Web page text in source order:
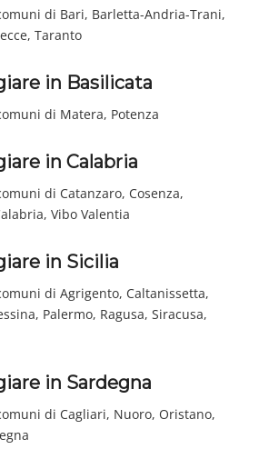
di Bari, Barletta-Andria-Trani,
Taranto
in Basilicata
di Matera, Potenza
in Calabria
di Catanzaro, Cosenza,
Vibo Valentia
in Sicilia
di Agrigento, Caltanissetta,
Palermo, Ragusa, Siracusa,
in Sardegna
di Cagliari, Nuoro, Oristano,